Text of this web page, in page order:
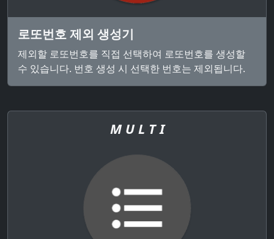
로또번호 제외 생성기
제외할 로또번호를 직접 선택하여 로또번호를 생성할
수 있습니다. 번호 생성 시 선택한 번호는 제외됩니다.
M U L T I